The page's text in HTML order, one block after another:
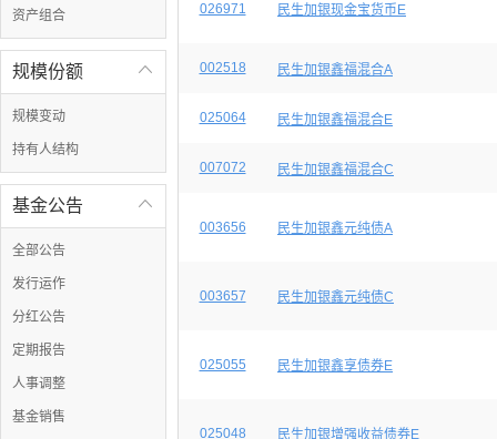
资产组合

规模份额
规模变动
持有人结构

基金公告
全部公告
发行运作
分红公告
定期报告
人事调整
基金销售
026971 民生加银现金宝货币E
002518 民生加银鑫福混合A
025064 民生加银鑫福混合E
007072 民生加银鑫福混合C
003656 民生加银鑫元纯债A
003657 民生加银鑫元纯债C
025055 民生加银鑫享债券E
025048 民生加银增强收益债券E